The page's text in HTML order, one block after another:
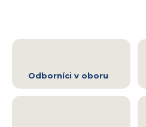
Odborníci v oboru